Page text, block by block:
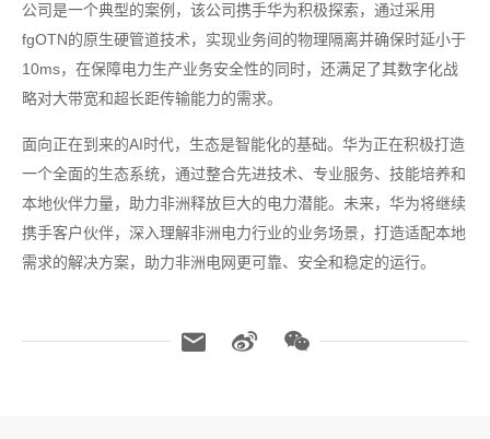
公司是一个典型的案例，该公司携手华为积极探索，通过采用
fgOTN的原生硬管道技术，实现业务间的物理隔离并确保时延小于
10ms，在保障电力生产业务安全性的同时，还满足了其数字化战
略对大带宽和超长距传输能力的需求。
面向正在到来的AI时代，生态是智能化的基础。华为正在积极打造
一个全面的生态系统，通过整合先进技术、专业服务、技能培养和
本地伙伴力量，助力非洲释放巨大的电力潜能。未来，华为将继续
携手客户伙伴，深入理解非洲电力行业的业务场景，打造适配本地
需求的解决方案，助力非洲电网更可靠、安全和稳定的运行。